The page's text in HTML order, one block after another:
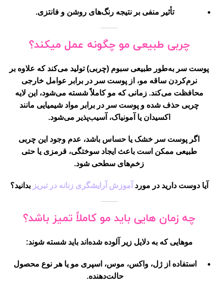
تأثیر منفی بر نتیجه رنگ‌های روشن و فانتزی.
چربی طبیعی مو چگونه عمل میکند؟
پوست سر به‌طور طبیعی سبوم (چربی) تولید می‌کند که علاوه بر
نرم‌کردن ساقه مو، از پوست سر در برابر عوامل خارجی
محافظت می‌کند. زمانی که مو کاملاً شسته می‌شود، این لایه
چربی حذف شده و پوست سر در برابر مواد شیمیایی مانند
اکسیدان یا آمونیاک، آسیب‌پذیر می‌شود.
اگر پوست سر خشک یا حساس باشد، عدم وجود این چربی
طبیعی ممکن است باعث ایجادسوختگی، قرمزی یا حتی
زخم‌های سطحی شود.
آیا دوست دارید در مورد آموزش آرایشگری زنانه در تبریز بدانید؟
چه زمان هایی باید مو کاملاً تمیز باشد؟
موهایی که به دلایل زیر آلوده شده‌اند باید شسته شوند:
استفاده ازژل، واکس، موس، اسپری مو یا هر نوع محصول
حالت‌دهنده.